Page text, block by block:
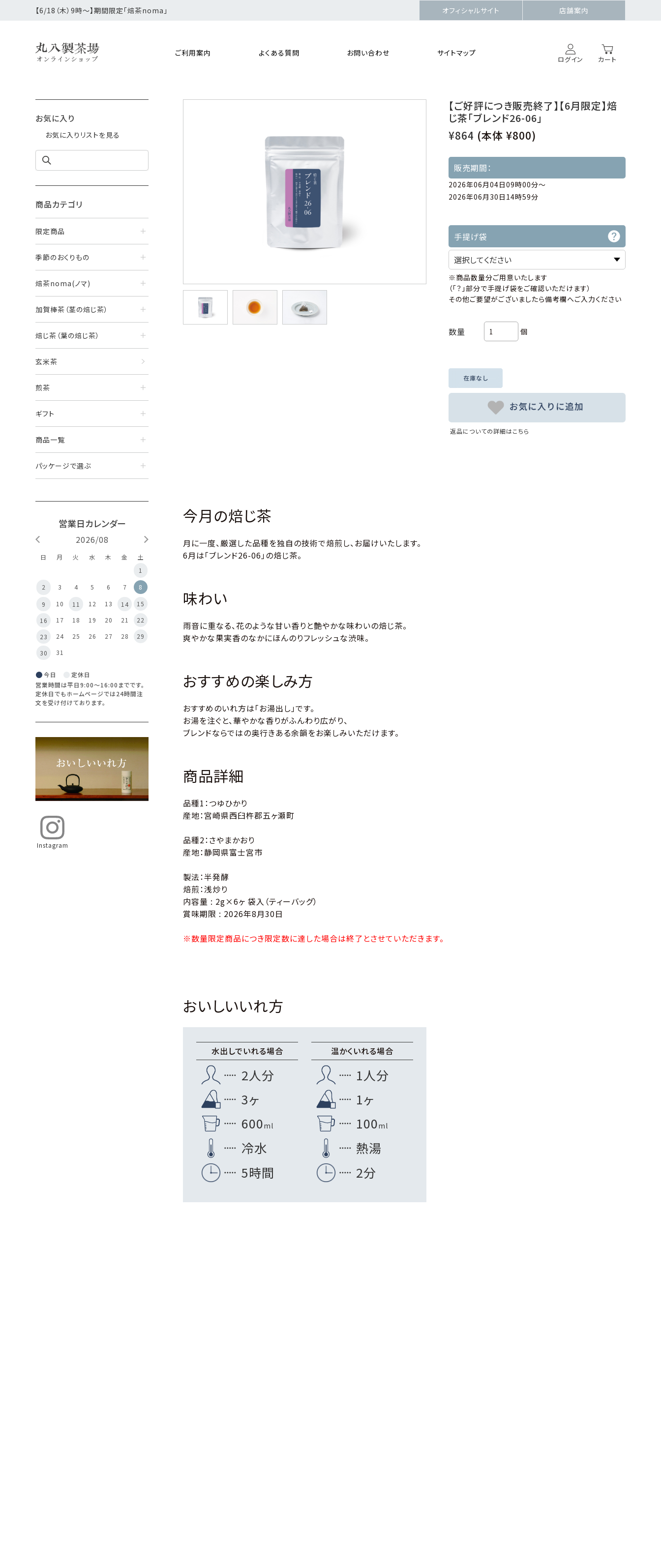
【6/18（木）9時〜】期間限定「焙茶noma」 オフィシャルサイト 店舗案内
オンラインショップ
ご利用案内 よくある質問 お問い合わせ サイトマップ
ログイン カート
【ご好評につき販売終了】【6月限定】焙
じ茶「ブレンド26-06」
¥864 (本体 ¥800)
販売期間：
2026年06月04日09時00分〜
2026年06月30日14時59分
手提げ袋
※商品数量分ご用意いたします
（「？」部分で手提げ袋をご確認いただけます）
その他ご要望がございましたら備考欄へご入力ください
数量 個
返品についての詳細はこちら
今月の焙じ茶
月に一度、厳選した品種を独自の技術で焙煎し、お届けいたします。
6月は「ブレンド26-06」の焙じ茶。
味わい
雨音に重なる、花のような甘い香りと艶やかな味わいの焙じ茶。
爽やかな果実香のなかにほんのりフレッシュな渋味。
おすすめの楽しみ方
おすすめのいれ方は「お湯出し」です。
お湯を注ぐと、華やかな香りがふんわり広がり、
ブレンドならではの奥行きある余韻をお楽しみいただけます。
商品詳細
品種1：つゆひかり
産地：宮崎県西臼杵郡五ヶ瀬町
品種2：さやまかおり
産地：静岡県富士宮市
製法：半発酵
焙煎：浅炒り
内容量 : 2g×6ヶ 袋入（ティーバッグ）
賞味期限 : 2026年8月30日
※数量限定商品につき限定数に達した場合は終了とさせていただきます。
おいしいいれ方
水出しでいれる場合
2人分
3ヶ
600ml
冷水
5時間
温かくいれる場合
1人分
1ヶ
100ml
熱湯
2分
お気に入り
お気に入りリストを見る
商品カテゴリ
限定商品
季節のおくりもの
焙茶noma(ノマ)
加賀棒茶（茎の焙じ茶）
焙じ茶（葉の焙じ茶）
玄米茶
煎茶
ギフト
商品一覧
パッケージで選ぶ
2026/08
日 月 火 水 木 金
土
1
2 3 4 5 6 7 8
9 10 11 12 13 14
15
16
17 18 19 20 21
22
23
24 25 26 27 28
29
30
31
●今日
定休日
営業時間は平日9:00〜16:00までです。
定休日でもホームページでは24時間注
文を受け付けております。
Instagram